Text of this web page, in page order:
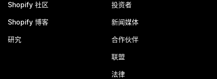
Shopify 社区
Shopify 博客
研究
投资者
新闻媒体
合作伙伴
联盟
法律